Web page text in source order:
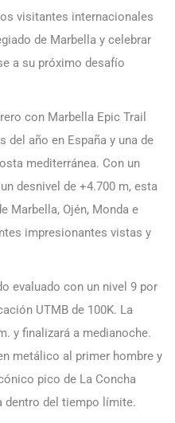
visitantes internacionales
de Marbella y celebrar
a su próximo desafío
con Marbella Epic Trail
del año en España y una de
mediterránea. Con un
desnivel de +4.700 m, esta
Marbella, Ojén, Monda e
impresionantes vistas y
evaluado con un nivel 9 por
UTMB de 100K. La
y finalizará a medianoche.
metálico al primer hombre y
pico de La Concha
dentro del tiempo límite.